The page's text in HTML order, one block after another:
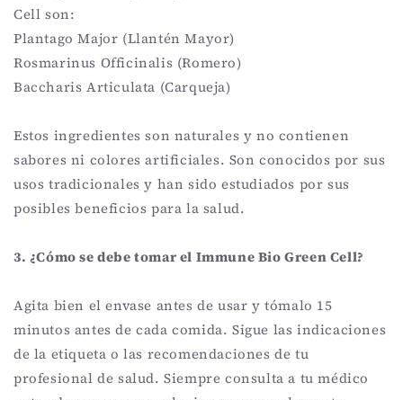
Cell son:
Plantago Major (Llantén Mayor)
Rosmarinus Officinalis (Romero)
Baccharis Articulata (Carqueja)
Estos ingredientes son naturales y no contienen
sabores ni colores artificiales. Son conocidos por sus
usos tradicionales y han sido estudiados por sus
posibles beneficios para la salud.
3. ¿Cómo se debe tomar el Immune Bio Green Cell?
Agita bien el envase antes de usar y tómalo 15
minutos antes de cada comida. Sigue las indicaciones
de la etiqueta o las recomendaciones de tu
profesional de salud. Siempre consulta a tu médico